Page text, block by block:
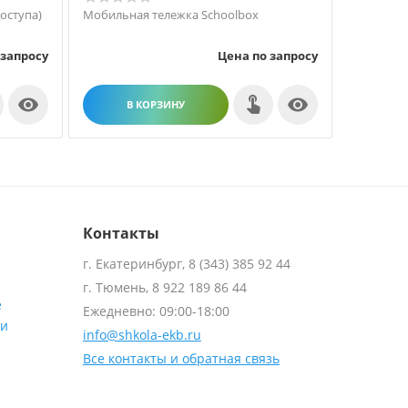

Мобильная тележка Schoolbox
Цена по запросу
В КОРЗИНУ 
Контакты
г. Екатеринбург, 8 (343) 385 92 44
г. Тюмень, 8 922 189 86 44
Ежедневно: 09:00-18:00
info@shkola-ekb.ru
Все контакты и обратная связь